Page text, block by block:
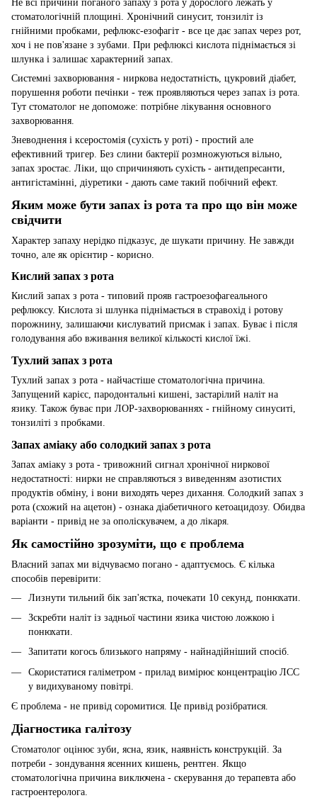
Не всі причини поганого запаху з рота у дорослого лежать у
стоматологічній площині. Хронічний синусит, тонзиліт із
гнійними пробками, рефлюкс-езофагіт - все це дає запах через рот,
хоч і не пов'язане з зубами. При рефлюксі кислота піднімається зі
шлунка і залишає характерний запах.
Системні захворювання - ниркова недостатність, цукровий діабет,
порушення роботи печінки - теж проявляються через запах із рота.
Тут стоматолог не допоможе: потрібне лікування основного
захворювання.
Зневоднення і ксеростомія (сухість у роті) - простий але
ефективний тригер. Без слини бактерії розмножуються вільно,
запах зростає. Ліки, що спричиняють сухість - антидепресанти,
антигістамінні, діуретики - дають саме такий побічний ефект.
Яким може бути запах із рота та про що він може
свідчити
Характер запаху нерідко підказує, де шукати причину. Не завжди
точно, але як орієнтир - корисно.
Кислий запах з рота
Кислий запах з рота - типовий прояв гастроезофагеального
рефлюксу. Кислота зі шлунка піднімається в стравохід і ротову
порожнину, залишаючи кислуватий присмак і запах. Буває і після
голодування або вживання великої кількості кислої їжі.
Тухлий запах з рота
Тухлий запах з рота - найчастіше стоматологічна причина.
Запущений карієс, пародонтальні кишені, застарілий наліт на
язику. Також буває при ЛОР-захворюваннях - гнійному синуситі,
тонзиліті з пробками.
Запах аміаку або солодкий запах з рота
Запах аміаку з рота - тривожний сигнал хронічної ниркової
недостатності: нирки не справляються з виведенням азотистих
продуктів обміну, і вони виходять через дихання. Солодкий запах з
рота (схожий на ацетон) - ознака діабетичного кетоацидозу. Обидва
варіанти - привід не за ополіскувачем, а до лікаря.
Як самостійно зрозуміти, що є проблема
Власний запах ми відчуваємо погано - адаптуємось. Є кілька
способів перевірити:
Лизнути тильний бік зап'ястка, почекати 10 секунд, понюхати.
Зскребти наліт із задньої частини язика чистою ложкою і
понюхати.
Запитати когось близького напряму - найнадійніший спосіб.
Скористатися галіметром - прилад вимірює концентрацію ЛСС
у видихуваному повітрі.
Є проблема - не привід соромитися. Це привід розібратися.
Діагностика галітозу
Стоматолог оцінює зуби, ясна, язик, наявність конструкцій. За
потреби - зондування ясенних кишень, рентген. Якщо
стоматологічна причина виключена - скерування до терапевта або
гастроентеролога.